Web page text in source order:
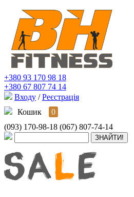
+380 93 170 98 18
+380 67 807 74 14
Входу / Реєстрація
Кошик
0
(093) 170-98-18 (067) 807-74-14